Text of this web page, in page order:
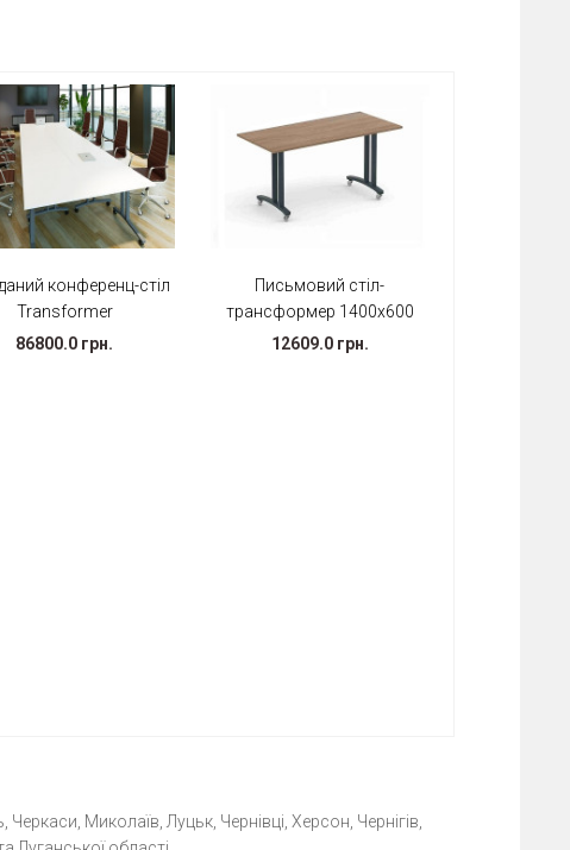
конференц-стіл
Transformer
86800.0 грн.
Письмовий стіл-
трансформер 1400х600
12609.0 грн.
Миколаїв, Луцьк, Чернівці, Херсон, Чернігів,